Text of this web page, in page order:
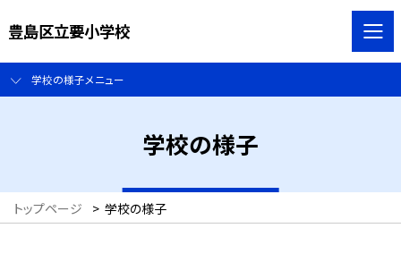
豊島区立要小学校
学校の様子メニュー
学校の様子
トップページ > 学校の様子